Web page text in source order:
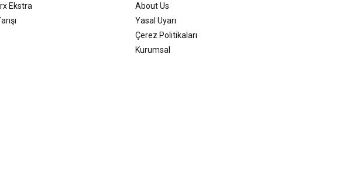
Ekstra
About Us
Yasal Uyarı
Çerez Politikaları
Kurumsal